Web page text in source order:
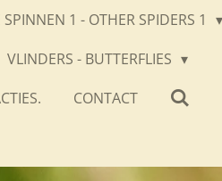
SPINNEN 1 - OTHER SPIDERS 1
VLINDERS - BUTTERFLIES
CONTACT